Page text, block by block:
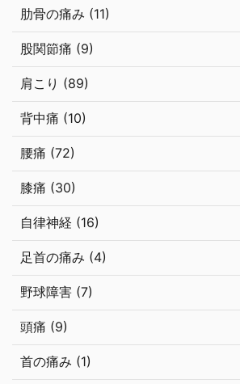
肋骨の痛み (11)
股関節痛 (9)
肩こり (89)
背中痛 (10)
腰痛 (72)
膝痛 (30)
自律神経 (16)
足首の痛み (4)
野球障害 (7)
頭痛 (9)
首の痛み (1)